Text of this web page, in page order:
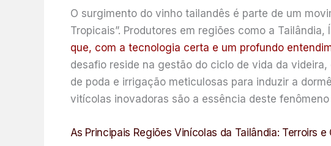
O surgimento do vinho tailandês é parte de um
Tropicais”. Produtores em regiões como a
que, com a tecnologia certa e um profundo
desafio reside na gestão do ciclo de vida da
de poda e irrigação meticulosas para induzir a
vitícolas inovadoras são a essência deste fenômeno
As Principais Regiões Vinícolas da Tailândia: Terroirs